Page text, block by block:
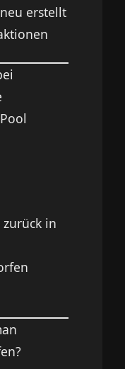
erstellt
in